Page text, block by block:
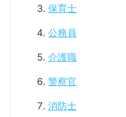
保育士
公務員
介護職
警察官
消防士